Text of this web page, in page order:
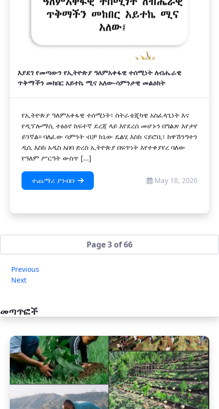
እያደገ የመጣውን የኢትዮጵያ ዓለምአቀፋዊ ተሰሚነት ለብሔራዊ
ጥቅማችን መከበር አይተኬ ሚና አለው-ሳምንታዊ መልዕክት
የኢትዮጵያ ዓለምአቀፋዊ ተሰሚነት፣ ስትራቴጂካዊ አስፈላጊነት እና
የዲፕሎማሲ ተፅዕኖ ከፍተኛ ደረጃ ላይ እየደረሰ መሆኑን በግልጽ እየታየ
ይገኛል፡፡ ባለፈው ሳምንት ብቻ ከኒው ዴልሂ እስከ ናይሮቢ፣ ከዋሽንግተን
ዲሲ እስከ አዲስ አበባ ድረስ ኢትዮጵያ በፍጥነት እየተቀያየረ ባለው
የዓለም ሥርዓት ውስጥ [...]
ተጨማሪ ያንብቡ May 18, 2026
Page 3 of 66
Previous
Next
መጣጥፎች
አዲስ